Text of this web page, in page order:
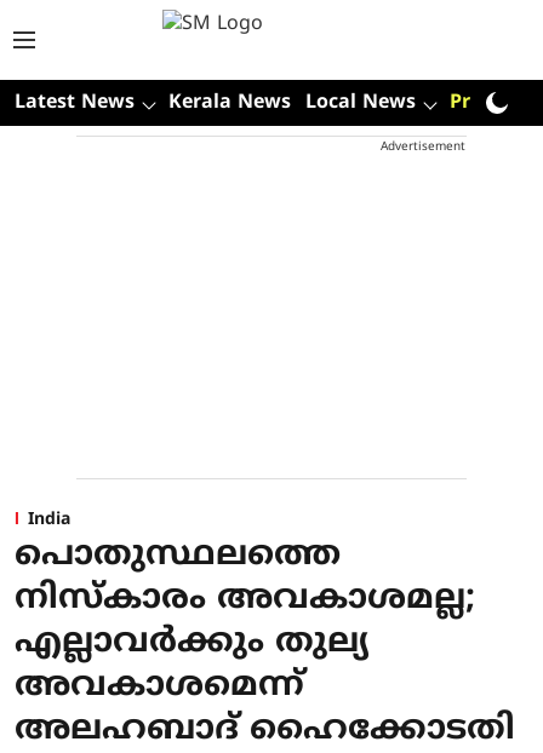
Latest News Kerala News Local News Premium
Advertisement
India
പൊതുസ്ഥലത്തെ
നിസ്കാരം അവകാശമല്ല;
എല്ലാവര്‍ക്കും തുല്യ
അവകാശമെന്ന്
അലഹബാദ് ഹൈക്കോടതി